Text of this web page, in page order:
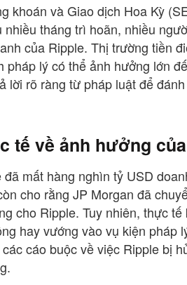
khoán và Giao dịch Hoa Kỳ
tháng trì hoãn, nhiều
của Ripple. Thị trường tiền
lý có thể ảnh hưởng lớn
lời rõ ràng từ pháp luật để
tế về ảnh hưởng
mất hàng nghìn tỷ USD
cho rằng JP Morgan đã
cho Ripple. Tuy nhiên, thực
hay vướng vào vụ kiện pháp
cáo buộc về việc Ripple bị